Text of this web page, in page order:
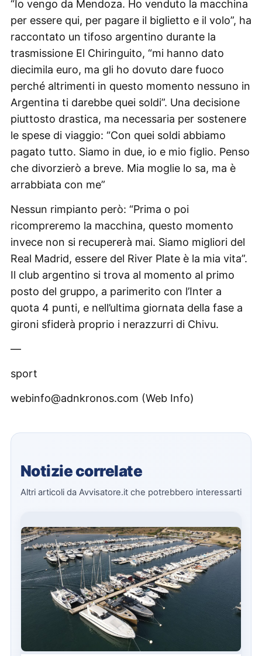
“Io vengo da Mendoza. Ho venduto la macchina
per essere qui, per pagare il biglietto e il volo”, ha
raccontato un tifoso argentino durante la
trasmissione El Chiringuito, “mi hanno dato
diecimila euro, ma gli ho dovuto dare fuoco
perché altrimenti in questo momento nessuno in
Argentina ti darebbe quei soldi”. Una decisione
piuttosto drastica, ma necessaria per sostenere
le spese di viaggio: “Con quei soldi abbiamo
pagato tutto. Siamo in due, io e mio figlio. Penso
che divorzierò a breve. Mia moglie lo sa, ma è
arrabbiata con me”
Nessun rimpianto però: “Prima o poi
ricompreremo la macchina, questo momento
invece non si recupererà mai. Siamo migliori del
Real Madrid, essere del River Plate è la mia vita”.
Il club argentino si trova al momento al primo
posto del gruppo, a parimerito con l’Inter a
quota 4 punti, e nell’ultima giornata della fase a
gironi sfiderà proprio i nerazzurri di Chivu.
—
sport
webinfo@adnkronos.com (Web Info)
Notizie correlate
Altri articoli da Avvisatore.it che potrebbero interessarti